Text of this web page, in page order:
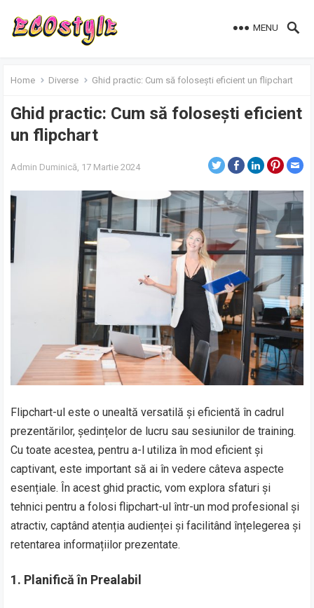
MENU
Home Diverse Ghid practic: Cum să folosești eficient un flipchart
Ghid practic: Cum să folosești eficient
un flipchart
Admin Duminică, 17 Martie 2024
Flipchart-ul este o unealtă versatilă și eficientă în cadrul
prezentărilor, ședințelor de lucru sau sesiunilor de training.
Cu toate acestea, pentru a-l utiliza în mod eficient și
captivant, este important să ai în vedere câteva aspecte
esențiale. În acest ghid practic, vom explora sfaturi și
tehnici pentru a folosi flipchart-ul într-un mod profesional și
atractiv, captând atenția audienței și facilitând înțelegerea și
retentarea informațiilor prezentate.
1. Planifică în Prealabil